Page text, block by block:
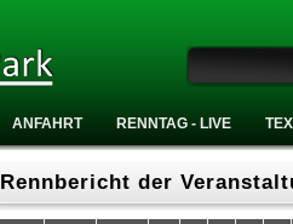
ANFAHRT RENNTAG - LIVE
Rennbericht der